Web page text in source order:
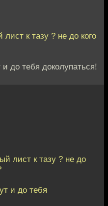
к тазу ? не до кого
до тебя доколупаться!
лист к тазу ? не до
и до тебя